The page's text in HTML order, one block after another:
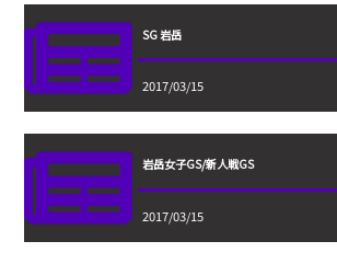
SG 岩岳
2017/03/15
岩岳女子GS/新人戦GS
2017/03/15